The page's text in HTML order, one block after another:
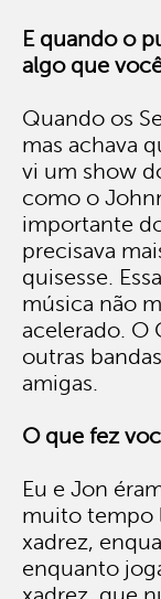
E quando o
algo que
Quando os
mas achava
vi um show
como o
importante
precisava
quisesse.
música não
acelerado. O
outras
amigas.
O que fez
Eu e Jon
muito tempo
xadrez,
enquanto